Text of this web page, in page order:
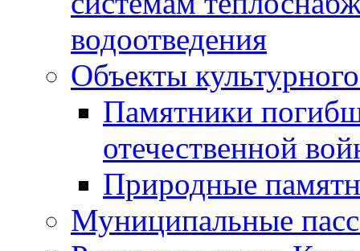
водоотведения
Объекты
Памятники
отечественной
Природные
Муниципальные